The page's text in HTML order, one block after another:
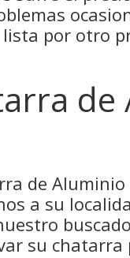
por otro
de
de
a su
su chatarra